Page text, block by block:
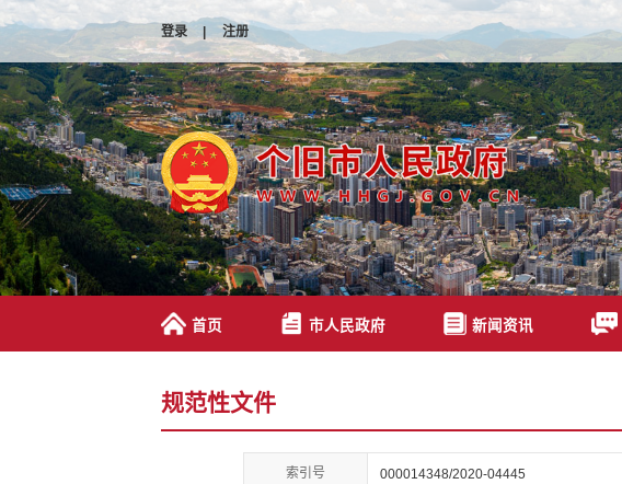
登录 | 注册
首页 市人民政府 新闻资讯
规范性文件
索引号 000014348/2020-04445